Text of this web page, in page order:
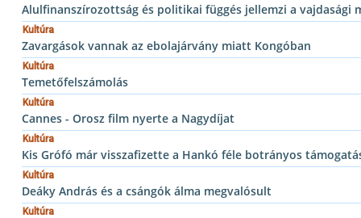
Alulfinanszírozottság és politikai függés jellemzi a vajdasági
Kultúra
Zavargások vannak az ebolajárvány miatt Kongóban
Kultúra
Temetőfelszámolás
Kultúra
Cannes - Orosz film nyerte a Nagydíjat
Kultúra
Kis Grófó már visszafizette a Hankó féle botrányos
Kultúra
Deáky András és a csángók álma megvalósult
Kultúra